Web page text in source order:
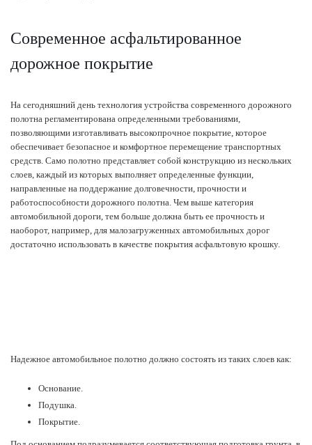
Современное асфальтированное
дорожное покрытие
На сегодняшний день технология устройства современного дорожного
полотна регламентирована определенными требованиями,
позволяющими изготавливать высокопрочное покрытие, которое
обеспечивает безопасное и комфортное перемещение транспортных
средств. Само полотно представляет собой конструкцию из нескольких
слоев, каждый из которых выполняет определенные функции,
направленные на поддержание долговечности, прочности и
работоспособности дорожного полотна. Чем выше категория
автомобильной дороги, тем больше должна быть ее прочность и
наоборот, например, для малозагруженных автомобильных дорог
достаточно использовать в качестве покрытия асфальтовую крошку.
Надежное автомобильное полотно должно состоять из таких слоев как:
Основание.
Подушка.
Покрытие.